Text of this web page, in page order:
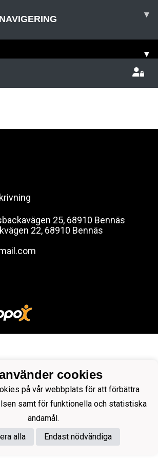
▾
▾
25, 68910 Bennäs
22, 68910 Bennäs
cookies
på vår webbplats för att förbättra
samt för funktionella och statistiska
ändamål.
alla
Endast nödvändiga